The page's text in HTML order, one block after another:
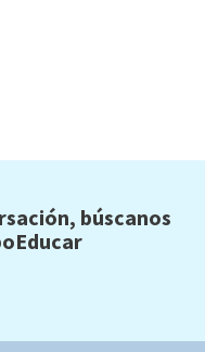
búscanos